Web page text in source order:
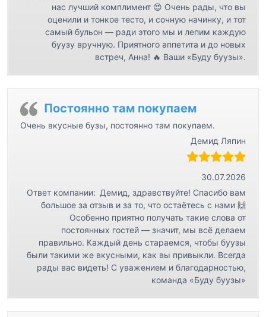
нас лучший комплимент 😍 Очень рады, что вы
оценили и тонкое тесто, и сочную начинку, и тот
самый бульон — ради этого мы и лепим каждую
буузу вручную. Приятного аппетита и до новых
встреч, Анна! 🔥 Ваши «Буду буузы».
Постоянно там покупаем
Очень вкусные бузы, постоянно там покупаем.
Демид Ляпин
30.07.2026
Ответ компании: Демид, здравствуйте! Спасибо вам
большое за отзыв и за то, что остаётесь с нами 🙌
Особенно приятно получать такие слова от
постоянных гостей — значит, мы всё делаем
правильно. Каждый день стараемся, чтобы буузы
были такими же вкусными, как вы привыкли. Всегда
рады вас видеть! С уважением и благодарностью,
команда «Буду буузы»